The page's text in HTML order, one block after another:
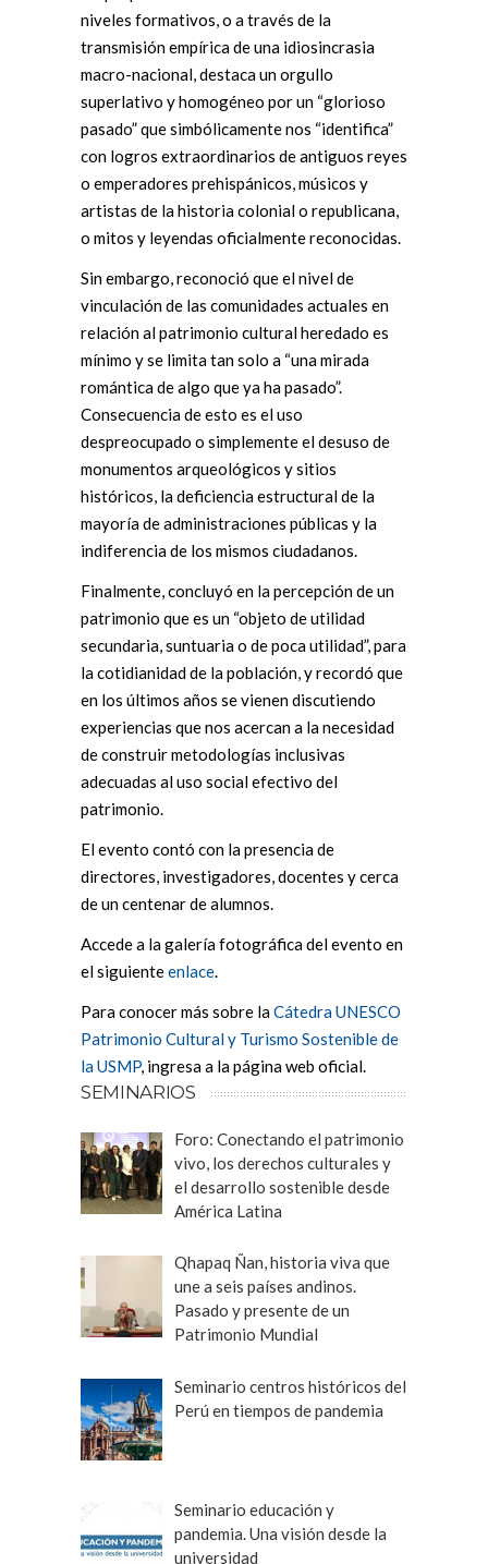
niveles formativos, o a través de la
transmisión empírica de una idiosincrasia
macro-nacional, destaca un orgullo
superlativo y homogéneo por un “glorioso
pasado” que simbólicamente nos “identifica”
con logros extraordinarios de antiguos reyes
o emperadores prehispánicos, músicos y
artistas de la historia colonial o republicana,
o mitos y leyendas oficialmente reconocidas.
Sin embargo, reconoció que el nivel de
vinculación de las comunidades actuales en
relación al patrimonio cultural heredado es
mínimo y se limita tan solo a “una mirada
romántica de algo que ya ha pasado”.
Consecuencia de esto es el uso
despreocupado o simplemente el desuso de
monumentos arqueológicos y sitios
históricos, la deficiencia estructural de la
mayoría de administraciones públicas y la
indiferencia de los mismos ciudadanos.
Finalmente, concluyó en la percepción de un
patrimonio que es un “objeto de utilidad
secundaria, suntuaria o de poca utilidad”, para
la cotidianidad de la población, y recordó que
en los últimos años se vienen discutiendo
experiencias que nos acercan a la necesidad
de construir metodologías inclusivas
adecuadas al uso social efectivo del
patrimonio.
El evento contó con la presencia de
directores, investigadores, docentes y cerca
de un centenar de alumnos.
Accede a la galería fotográfica del evento en
el siguienteenlace.
Para conocer más sobre laCátedra UNESCO
Patrimonio Cultural y Turismo Sostenible de
la USMP, ingresa a la página web oficial.
SEMINARIOS
Foro: Conectando el patrimonio
vivo, los derechos culturales y
el desarrollo sostenible desde
América Latina
Qhapaq Ñan, historia viva que
une a seis países andinos.
Pasado y presente de un
Patrimonio Mundial
Seminario centros históricos del
Perú en tiempos de pandemia
Seminario educación y
pandemia. Una visión desde la
universidad